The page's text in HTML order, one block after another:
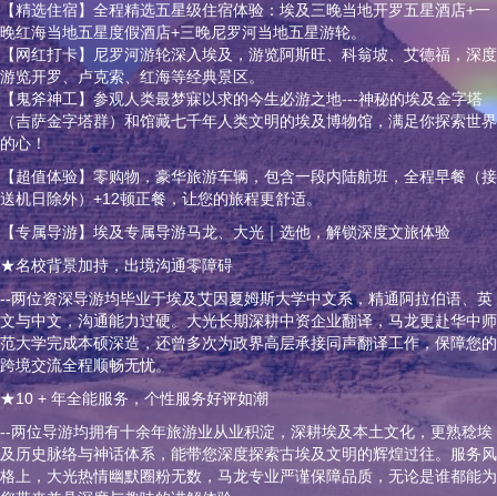
【精选住宿】全程精选五星级住宿体验：埃及三晚当地开罗五星酒店+一
晚红海当地五星度假酒店+三晚尼罗河当地五星游轮。
【网红打卡】尼罗河游轮深入埃及，游览阿斯旺、科翁坡、艾德福，深度
游览开罗、卢克索、红海等经典景区。
【鬼斧神工】参观人类最梦寐以求的今生必游之地---神秘的埃及金字塔
（吉萨金字塔群）和馆藏七千年人类文明的埃及博物馆，满足你探索世界
的心！
【超值体验】零购物，豪华旅游车辆，包含一段内陆航班，全程早餐（接
送机日除外）+12顿正餐，让您的旅程更舒适。
【专属导游】埃及专属导游马龙、大光｜选他，解锁深度文旅体验
★名校背景加持，出境沟通零障碍
--两位资深导游均毕业于埃及艾因夏姆斯大学中文系，精通阿拉伯语、英
文与中文，沟通能力过硬。大光长期深耕中资企业翻译，马龙更赴华中师
范大学完成本硕深造，还曾多次为政界高层承接同声翻译工作，保障您的
跨境交流全程顺畅无忧。
★10 + 年全能服务，个性服务好评如潮
--两位导游均拥有十余年旅游业从业积淀，深耕埃及本土文化，更熟稔埃
及历史脉络与神话体系，能带您深度探索古埃及文明的辉煌过往。服务风
格上，大光热情幽默圈粉无数，马龙专业严谨保障品质，无论是谁都能为